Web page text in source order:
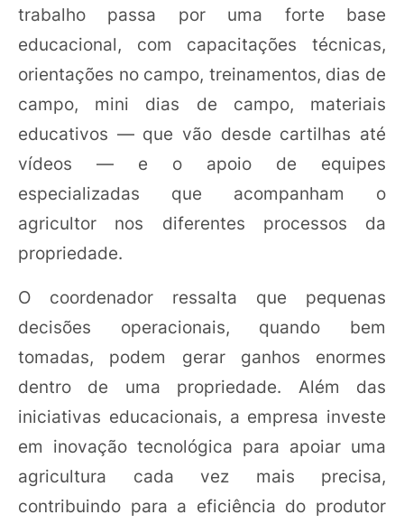
trabalho passa por uma forte base
educacional, com capacitações técnicas,
orientações no campo, treinamentos, dias de
campo, mini dias de campo, materiais
educativos — que vão desde cartilhas até
vídeos — e o apoio de equipes
especializadas que acompanham o
agricultor nos diferentes processos da
propriedade.
O coordenador ressalta que pequenas
decisões operacionais, quando bem
tomadas, podem gerar ganhos enormes
dentro de uma propriedade. Além das
iniciativas educacionais, a empresa investe
em inovação tecnológica para apoiar uma
agricultura cada vez mais precisa,
contribuindo para a eficiência do produtor